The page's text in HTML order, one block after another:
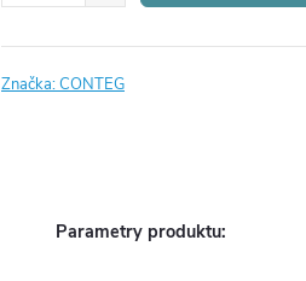
Značka:CONTEG
Parametry produktu: